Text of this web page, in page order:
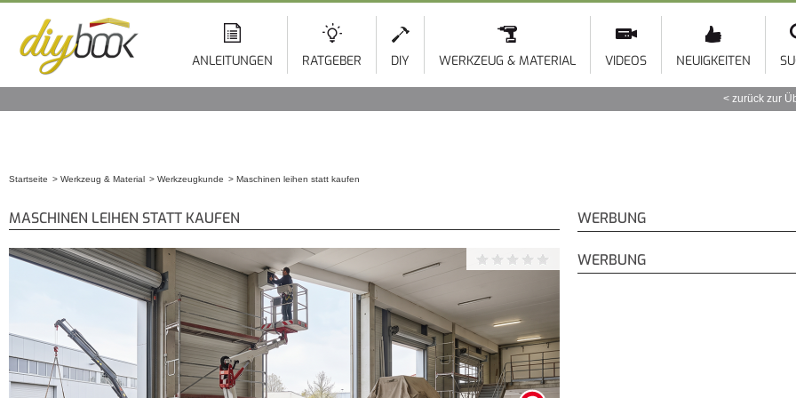
ANLEITUNGEN RATGEBER DIY WERKZEUG & MATERIAL VIDEOS NEUIGKEITEN
zurück zur
Startseite Werkzeug & Material Werkzeugkunde Maschinen leihen statt kaufen
MASCHINEN LEIHEN STATT KAUFEN WERBUNG
WERBUNG